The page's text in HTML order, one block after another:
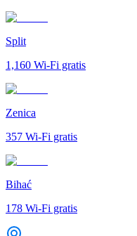
Split
1,160 Wi-Fi gratis
Zenica
357 Wi-Fi gratis
Bihać
178 Wi-Fi gratis